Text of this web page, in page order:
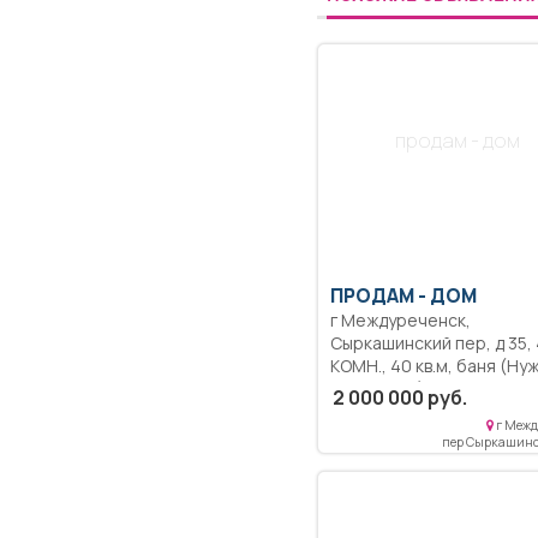
продам - дом
ПРОДАМ - ДОМ
г Междуреченск,
Сыркашинский пер, д 35, 4-
КОМН., 40 кв.м, баня (Нужно
достроить), плановый,
постройки
очень теплый,
водопровод, хороший
подъезд, много
вид просто
2 000 000 руб.
г
пер